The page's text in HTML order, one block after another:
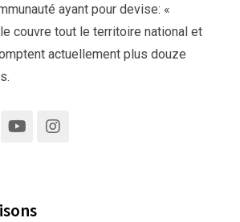
ayant pour devise: «
couvre tout le territoire national et
actuellement plus douze